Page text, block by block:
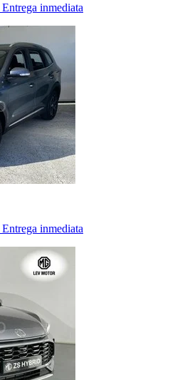
Entrega inmediata
Entrega inmediata